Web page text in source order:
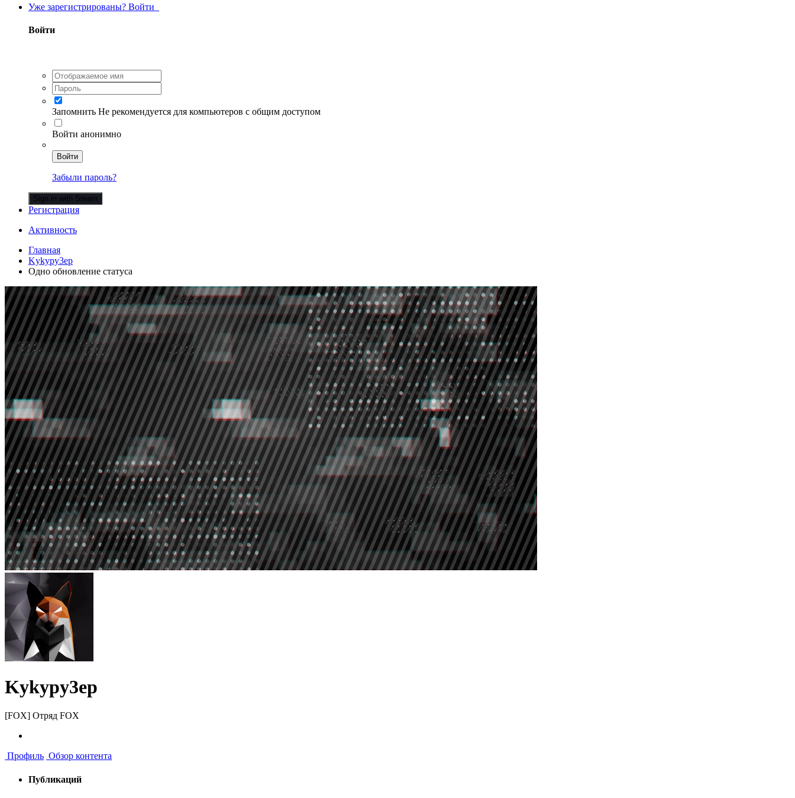
Уже зарегистрированы? Войти
Войти
Запомнить Не рекомендуется для компьютеров с общим доступом
Войти анонимно
Войти
Забыли пароль?
Sign in with Steam
Регистрация
Активность
Главная
Kykypy3ep
Одно обновление статуса
Kykypy3ep
[FOX] Отряд FOX
Профиль Обзор контента
Публикаций